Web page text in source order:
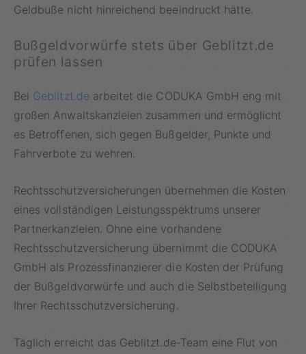
Geldbuße nicht hinreichend beeindruckt hätte.
Bußgeldvorwürfe stets über Geblitzt.de
prüfen lassen
Bei Geblitzt.de arbeitet die CODUKA GmbH eng mit
großen Anwaltskanzleien zusammen und ermöglicht
es Betroffenen, sich gegen Bußgelder, Punkte und
Fahrverbote zu wehren.
Rechtsschutzversicherungen übernehmen die Kosten
eines vollständigen Leistungsspektrums unserer
Partnerkanzleien. Ohne eine vorhandene
Rechtsschutzversicherung übernimmt die CODUKA
GmbH als Prozessfinanzierer die Kosten der Prüfung
der Bußgeldvorwürfe und auch die Selbstbeteiligung
Ihrer Rechtsschutzversicherung.
Täglich erreicht das Geblitzt.de-Team eine Flut von